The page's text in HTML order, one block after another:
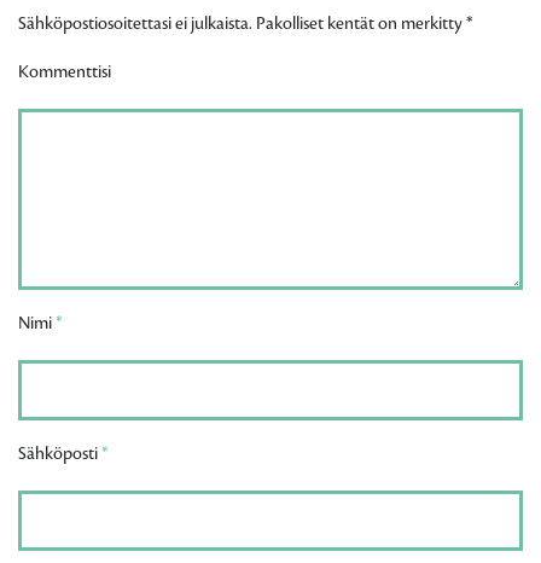
Sähköpostiosoitettasi ei julkaista. Pakolliset kentät on merkitty*
Kommenttisi
Nimi*
Sähköposti*